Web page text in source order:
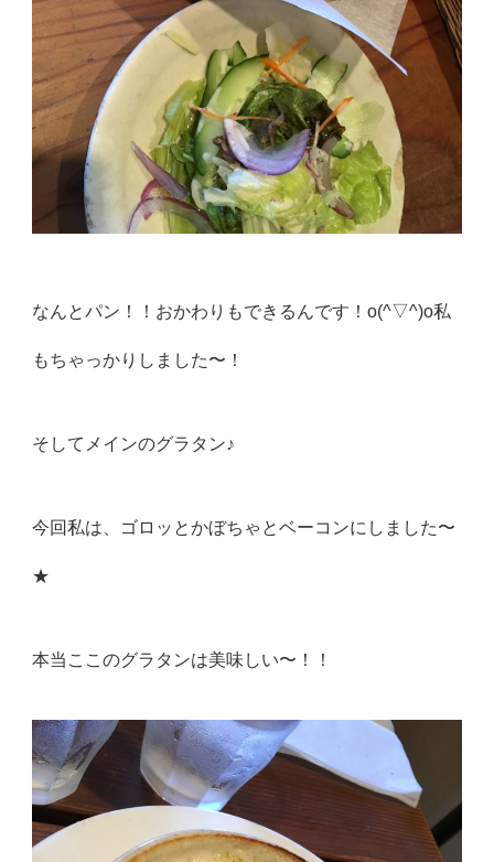
なんとパン！！おかわりもできるんです！o(^▽^)o私
もちゃっかりしました〜！
そしてメインのグラタン♪
今回私は、ゴロッとかぼちゃとベーコンにしました〜
★
本当ここのグラタンは美味しい〜！！